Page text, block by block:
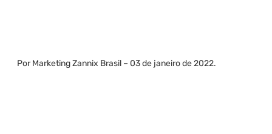
Por Marketing Zannix Brasil – 03 de janeiro de 2022.